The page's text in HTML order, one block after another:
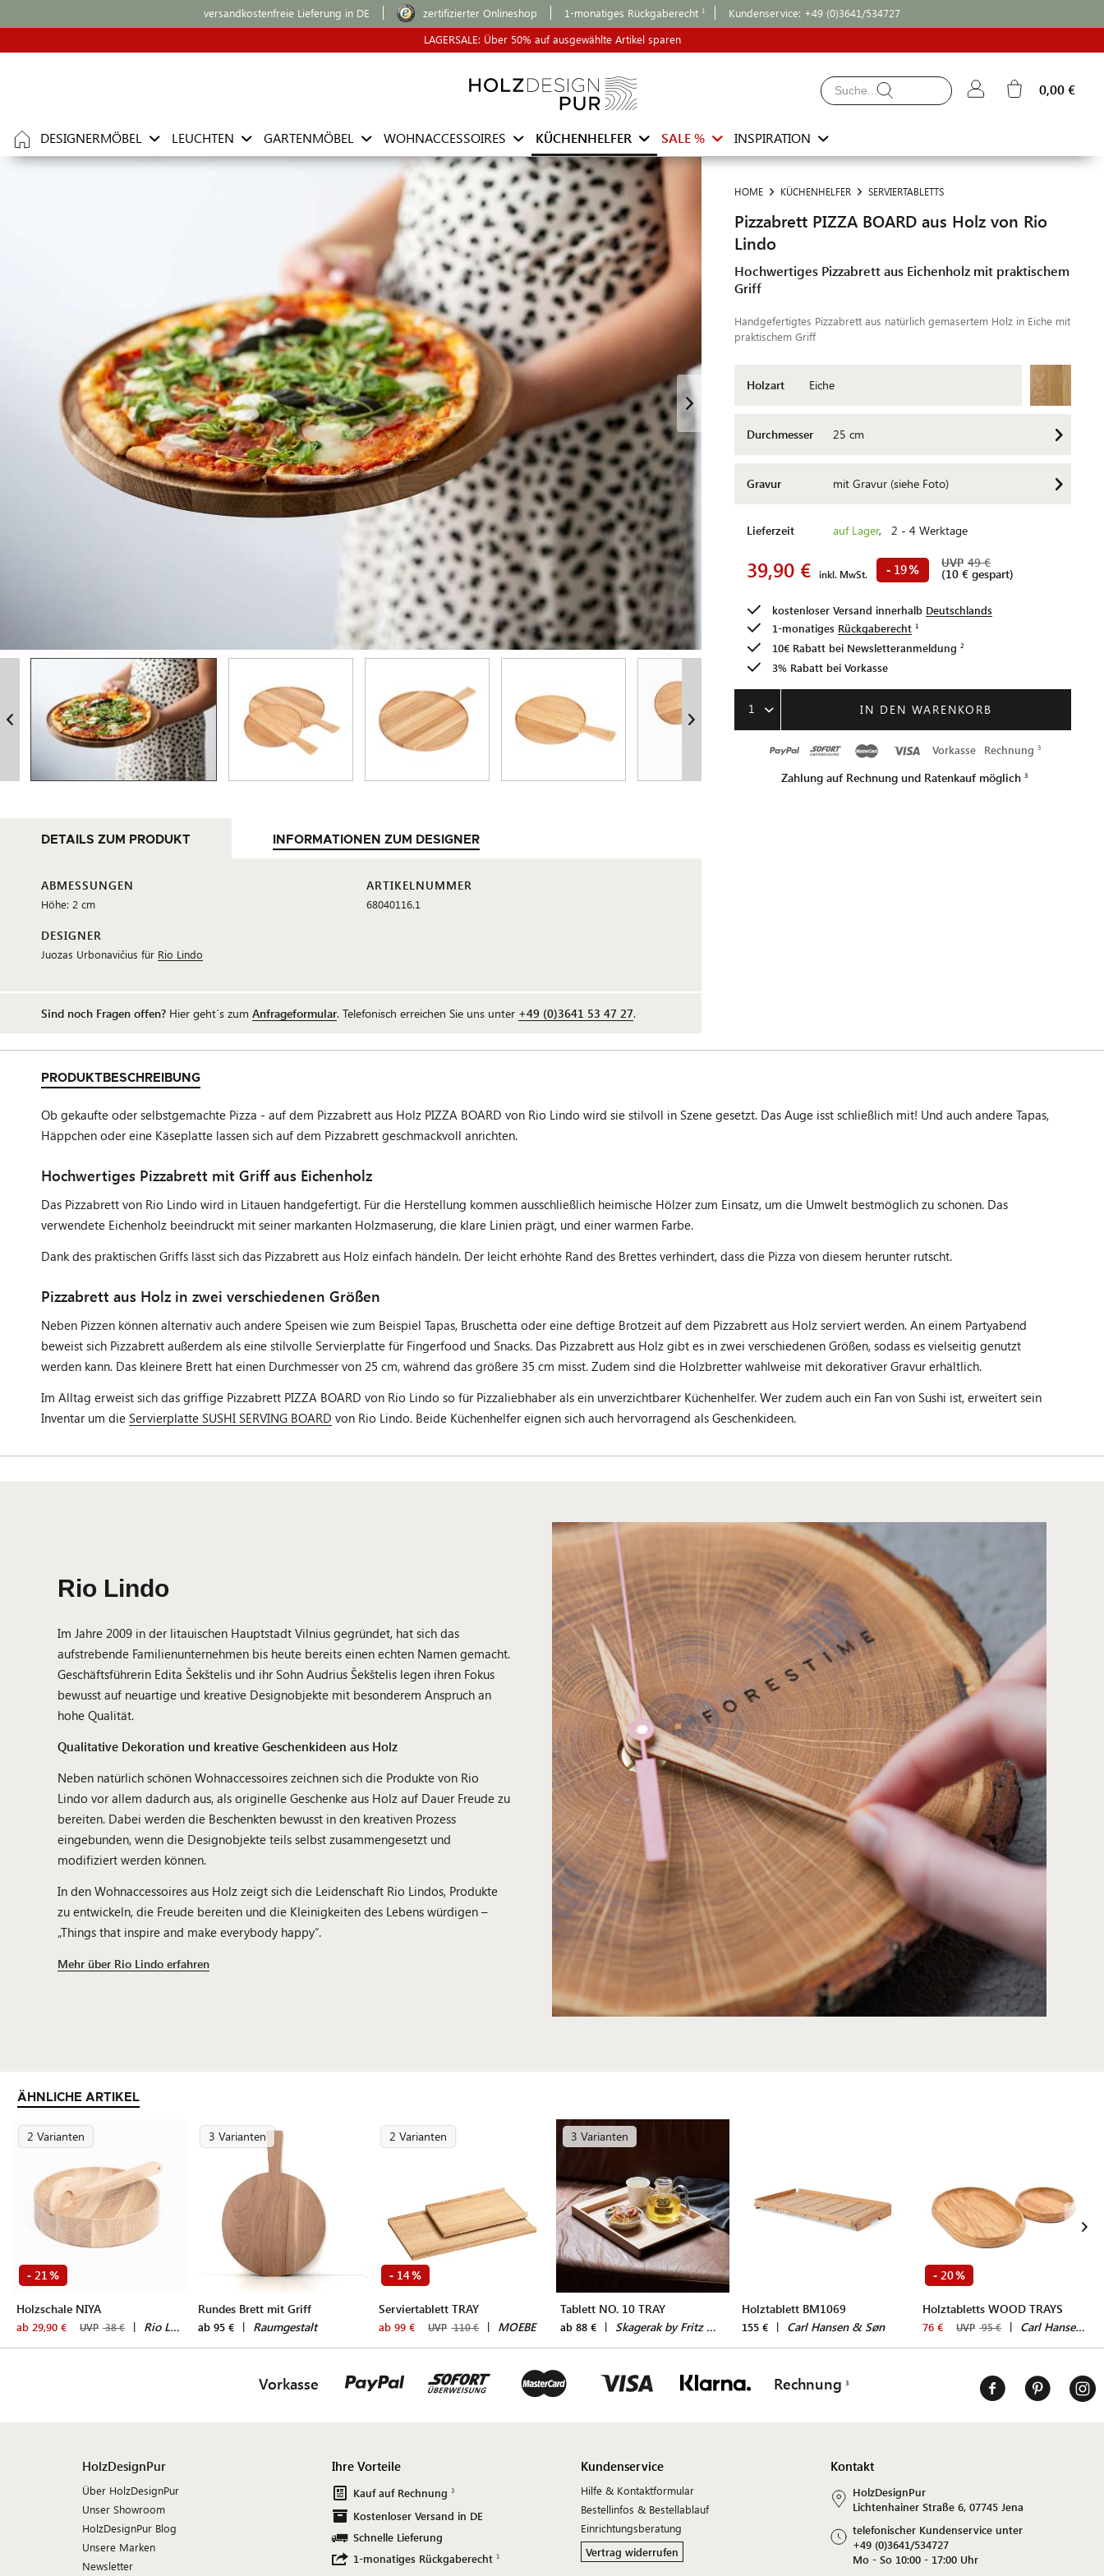
versandkostenfreie Lieferung in DE zertifizierter Onlineshop 1-monatiges Rückgaberecht Kundenservice: +49 (0)3641/534727
LAGERSALE: Über 50% auf ausgewählte Artikel sparen
0,00 €
DESIGNERMÖBEL LEUCHTEN GARTENMÖBEL WOHNACCESSOIRES KÜCHENHELFER SALE % INSPIRATION
HOME KÜCHENHELFER SERVIERTABLETTS
Pizzabrett PIZZA BOARD aus Holz von Rio
Lindo
Hochwertiges Pizzabrett aus Eichenholz mit praktischem
Griff
Handgefertigtes Pizzabrett aus natürlich gemasertem Holz in Eiche mit
praktischem Griff
Holzart Eiche
Durchmesser 25 cm
Gravur mit Gravur (siehe Foto)
Lieferzeit auf Lager, 2 - 4 Werktage
39,90 € inkl. MwSt. - 19%
UVP 49 €
(10 € gespart)
kostenloser Versand innerhalb Deutschlands
1-monatiges Rückgaberecht
10€ Rabatt bei Newsletteranmeldung
3% Rabatt bei Vorkasse
1 IN DEN WARENKORB
Vorkasse Rechnung
Zahlung auf Rechnung und Ratenkauf möglich
DETAILS ZUM PRODUKT INFORMATIONEN ZUM DESIGNER
ABMESSUNGEN
Höhe: 2 cm
DESIGNER
Juozas Urbonavičius für Rio Lindo
ARTIKELNUMMER
68040116.1
Sind noch Fragen offen? Hier geht´s zum Anfrageformular. Telefonisch erreichen Sie uns unter +49 (0)3641 53 47 27.
PRODUKTBESCHREIBUNG
Ob gekaufte oder selbstgemachte Pizza - auf dem Pizzabrett aus Holz PIZZA BOARD von Rio Lindo wird sie stilvoll in Szene gesetzt. Das Auge isst schließlich mit! Und auch andere Tapas,
Häppchen oder eine Käseplatte lassen sich auf dem Pizzabrett geschmackvoll anrichten.
Hochwertiges Pizzabrett mit Griff aus Eichenholz
Das Pizzabrett von Rio Lindo wird in Litauen handgefertigt. Für die Herstellung kommen ausschließlich heimische Hölzer zum Einsatz, um die Umwelt bestmöglich zu schonen. Das
verwendete Eichenholz beeindruckt mit seiner markanten Holzmaserung, die klare Linien prägt, und einer warmen Farbe.
Dank des praktischen Griffs lässt sich das Pizzabrett aus Holz einfach händeln. Der leicht erhöhte Rand des Brettes verhindert, dass die Pizza von diesem herunter rutscht.
Pizzabrett aus Holz in zwei verschiedenen Größen
Neben Pizzen können alternativ auch andere Speisen wie zum Beispiel Tapas, Bruschetta oder eine deftige Brotzeit auf dem Pizzabrett aus Holz serviert werden. An einem Partyabend
beweist sich Pizzabrett außerdem als eine stilvolle Servierplatte für Fingerfood und Snacks. Das Pizzabrett aus Holz gibt es in zwei verschiedenen Größen, sodass es vielseitig genutzt
werden kann. Das kleinere Brett hat einen Durchmesser von 25 cm, während das größere 35 cm misst. Zudem sind die Holzbretter wahlweise mit dekorativer Gravur erhältlich.
Im Alltag erweist sich das griffige Pizzabrett PIZZA BOARD von Rio Lindo so für Pizzaliebhaber als ein unverzichtbarer Küchenhelfer. Wer zudem auch ein Fan von Sushi ist, erweitert sein
Inventar um die Servierplatte SUSHI SERVING BOARD von Rio Lindo. Beide Küchenhelfer eignen sich auch hervorragend als Geschenkideen.
Rio Lindo
Im Jahre 2009 in der litauischen Hauptstadt Vilnius gegründet, hat sich das
aufstrebende Familienunternehmen bis heute bereits einen echten Namen gemacht.
Geschäftsführerin Edita Šekštelis und ihr Sohn Audrius Šekštelis legen ihren Fokus
bewusst auf neuartige und kreative Designobjekte mit besonderem Anspruch an
hohe Qualität.
Qualitative Dekoration und kreative Geschenkideen aus Holz
Neben natürlich schönen Wohnaccessoires zeichnen sich die Produkte von Rio
Lindo vor allem dadurch aus, als originelle Geschenke aus Holz auf Dauer Freude zu
bereiten. Dabei werden die Beschenkten bewusst in den kreativen Prozess
eingebunden, wenn die Designobjekte teils selbst zusammengesetzt und
modifiziert werden können.
In den Wohnaccessoires aus Holz zeigt sich die Leidenschaft Rio Lindos, Produkte
zu entwickeln, die Freude bereiten und die Kleinigkeiten des Lebens würdigen –
„Things that inspire and make everybody happy“.
Mehr über Rio Lindo erfahren
ÄHNLICHE ARTIKEL
2 Varianten
- 21 %
Holzschale NIYA
ab 29,90 € UVP 38 € | Rio Lindo
3 Varianten
Rundes Brett mit Griff
ab 95 € | Raumgestalt
2 Varianten
- 14%
Serviertablett TRAY
ab 99 € UVP 110 € | MOEBE
3 Varianten
Tablett NO. 10 TRAY
ab 88 € | Skagerak by Fritz Hansen
Holztablett BM1069
155 € | Carl Hansen & Søn
- 20%
Holztabletts WOOD TRAYS
76 € UVP 95 € | Carl Hansen & Søn
Vorkasse Rechnung
HolzDesignPur
Über HolzDesignPur
Unser Showroom
HolzDesignPur Blog
Unsere Marken
Newsletter
Ihre Vorteile
Kauf auf Rechnung
Kostenloser Versand in DE
Schnelle Lieferung
1-monatiges Rückgaberecht
Kundenservice
Hilfe & Kontaktformular
Bestellinfos & Bestellablauf
Einrichtungsberatung
Vertrag widerrufen
Kontakt
HolzDesignPur
Lichtenhainer Straße 6, 07745 Jena
telefonischer Kundenservice unter
+49 (0)3641/534727
Mo - So 10:00 - 17:00 Uhr